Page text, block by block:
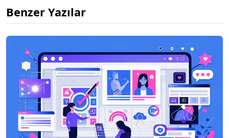
Benzer Yazılar